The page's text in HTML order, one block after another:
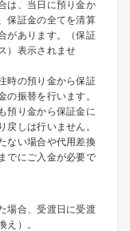
は、当日に預り金か
保証金の全てを清算
があります。（保証
）表示されませ
時の預り金から保証
の振替を行います。
預り金から保証金に
戻しは行いません。
ない場合や代用差換
でにご入金が必要で
場合、受渡日に受渡
え）。